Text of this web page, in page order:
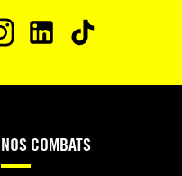
NOS COMBATS